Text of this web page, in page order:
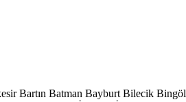
Bartın Batman Bayburt Bilecik Bingöl